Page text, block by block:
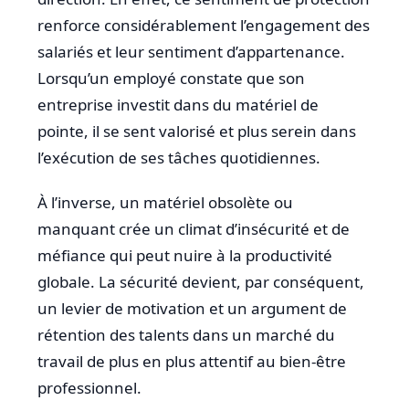
renforce considérablement l’engagement des
salariés et leur sentiment d’appartenance.
Lorsqu’un employé constate que son
entreprise investit dans du matériel de
pointe, il se sent valorisé et plus serein dans
l’exécution de ses tâches quotidiennes.
À l’inverse, un matériel obsolète ou
manquant crée un climat d’insécurité et de
méfiance qui peut nuire à la productivité
globale. La sécurité devient, par conséquent,
un levier de motivation et un argument de
rétention des talents dans un marché du
travail de plus en plus attentif au bien-être
professionnel.